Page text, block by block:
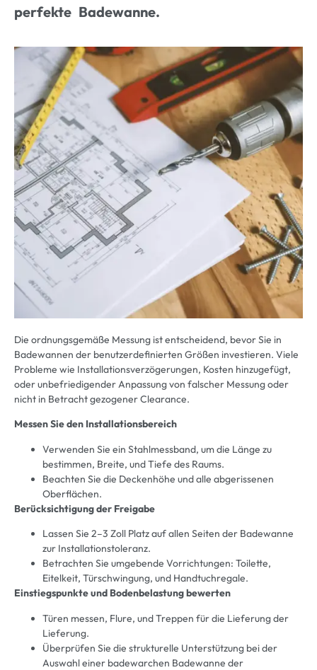
perfekte Badewanne.
Die ordnungsgemäße Messung ist entscheidend, bevor Sie in
Badewannen der benutzerdefinierten Größen investieren. Viele
Probleme wie Installationsverzögerungen, Kosten hinzugefügt,
oder unbefriedigender Anpassung von falscher Messung oder
nicht in Betracht gezogener Clearance.
Messen Sie den Installationsbereich
Verwenden Sie ein Stahlmessband, um die Länge zu
bestimmen, Breite, und Tiefe des Raums.
Beachten Sie die Deckenhöhe und alle abgerissenen
Oberflächen.
Berücksichtigung der Freigabe
Lassen Sie 2–3 Zoll Platz auf allen Seiten der Badewanne
zur Installationstoleranz.
Betrachten Sie umgebende Vorrichtungen: Toilette,
Eitelkeit, Türschwingung, und Handtuchregale.
Einstiegspunkte und Bodenbelastung bewerten
Türen messen, Flure, und Treppen für die Lieferung der
Lieferung.
Überprüfen Sie die strukturelle Unterstützung bei der
Auswahl einer badewarchen Badewanne der